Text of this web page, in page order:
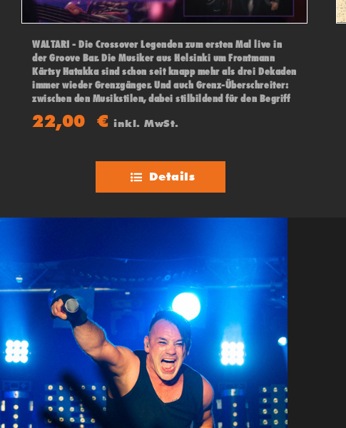
WALTARI - Die Crossover Legenden zum ersten Mal live in
der Groove Bar. Die Musiker aus Helsinki um Frontmann
Kärtsy Hatakka sind schon seit knapp mehr als drei Dekaden
immer wieder Grenzgänger. Und auch Grenz-Überschreiter:
zwischen den Musikstilen, dabei stilbildend für den Begriff
Tellerrand-Hörenden“-Musikliebhaber.
22,00€ inkl. MwSt.
Details